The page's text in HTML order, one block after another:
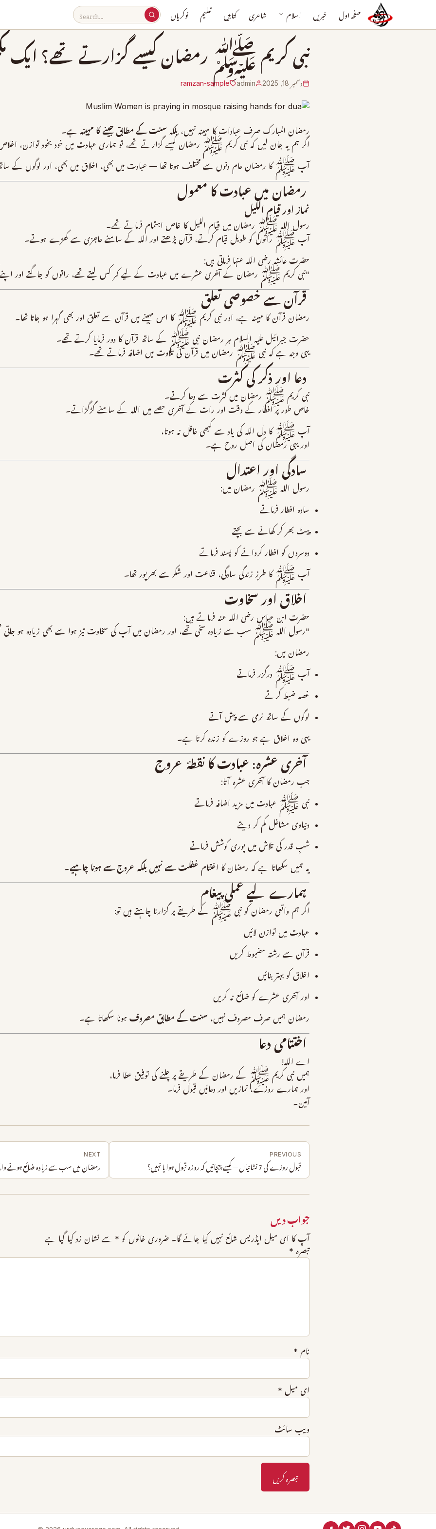
صفحہ اول خبریں اسلام شاعری کتابیں تعلیم نوکریاں
نبی کریم ﷺ رمضان کیسے گزارتے تھے؟ ایک
دسمبر 18, 2025 admin
ramzan-sample
رمضان المبارک صرف عبادات کا مہینہ نہیں، بلکہ سنت کے مطابق جینے کا مہینہ ہے۔
اگر ہم یہ جان لیں کہ نبی کریم ﷺ رمضان کیسے گزارتے تھے، تو ہماری عبادت میں خود بخود توازن،
آپ ﷺ کا رمضان عام دنوں سے مختلف ہوتا تھا — عبادت میں بھی، اخلاق میں بھی، اور لوگوں کے ساتھ
رمضان میں عبادت کا معمول
نماز اور قیام اللیل
رسول اللہ ﷺ رمضان میں قیام اللیل کا خاص اہتمام فرماتے تھے۔
آپ ﷺ راتوں کو طویل قیام کرتے، قرآن پڑھتے اور اللہ کے سامنے عاجزی سے کھڑے ہوتے۔
حضرت عائشہ رضی اللہ عنہا فرماتی ہیں:
"نبی کریم ﷺ رمضان کے آخری عشرے میں عبادت کے لیے کمر کس لیتے تھے، راتوں کو جاگتے اور اپنے
قرآن سے خصوصی تعلق
رمضان قرآن کا مہینہ ہے، اور نبی کریم ﷺ کا اس مہینے میں قرآن سے تعلق اور بھی گہرا ہو جاتا تھا۔
حضرت جبرائیل علیہ السلام ہر رمضان نبی ﷺ کے ساتھ قرآن کا دور فرمایا کرتے تھے۔
یہی وجہ ہے کہ نبی ﷺ رمضان میں قرآن کی تلاوت میں اضافہ فرماتے تھے۔
دعا اور ذکر کی کثرت
نبی کریم ﷺ رمضان میں کثرت سے دعا کرتے۔
خاص طور پر افطار کے وقت اور رات کے آخری حصے میں اللہ کے سامنے گڑگڑاتے۔
آپ ﷺ کا دل اللہ کی یاد سے کبھی غافل نہ ہوتا،
اور یہی رمضان کی اصل روح ہے۔
سادگی اور اعتدال
رسول اللہ ﷺ رمضان میں:
سادہ افطار فرماتے
پیٹ بھر کر کھانے سے بچتے
دوسروں کو افطار کروانے کو پسند فرماتے
آپ ﷺ کا طرزِ زندگی سادگی، قناعت اور شکر سے بھرپور تھا۔
اخلاق اور سخاوت
حضرت ابن عباس رضی اللہ عنہ فرماتے ہیں:
"رسول اللہ ﷺ سب سے زیادہ سخی تھے، اور رمضان میں آپ کی سخاوت تیز ہوا سے بھی زیادہ ہو جاتی
رمضان میں:
آپ ﷺ درگزر فرماتے
غصہ ضبط کرتے
لوگوں کے ساتھ نرمی سے پیش آتے
یہی وہ اخلاق ہے جو روزے کو زندہ کرتا ہے۔
آخری عشرہ: عبادت کا نقطۂ عروج
جب رمضان کا آخری عشرہ آتا:
نبی ﷺ عبادت میں مزید اضافہ فرماتے
دنیاوی مشاغل کم کر دیتے
شبِ قدر کی تلاش میں پوری کوشش فرماتے
یہ ہمیں سکھاتا ہے کہ رمضان کا اختتام غفلت سے نہیں بلکہ عروج سے ہونا چاہیے۔
ہمارے لیے عملی پیغام
اگر ہم واقعی رمضان کو نبی ﷺ کے طریقے پر گزارنا چاہتے ہیں تو:
عبادت میں توازن لائیں
قرآن سے رشتہ مضبوط کریں
اخلاق کو بہتر بنائیں
اور آخری عشرے کو ضائع نہ کریں
رمضان ہمیں صرف مصروف نہیں، سنت کے مطابق مصروف ہونا سکھاتا ہے۔
اختتامی دعا
اے اللہ!
ہمیں نبی کریم ﷺ کے رمضان کے طریقے پر چلنے کی توفیق عطا فرما،
اور ہمارے روزے، نمازیں اور دعائیں قبول فرما۔
آمین۔
PREVIOUS
قبول روزے کی 7 نشانیاں — کیسے پہچانیں کہ روزہ قبول ہوا یا نہیں؟
NEXT
رمضان میں سب سے زیادہ ضائع ہونے
جواب دیں
آپ کا ای میل ایڈریس شائع نہیں کیا جائے گا۔ ضروری خانوں کو * سے نشان زد کیا گیا ہے
تبصرہ *
نام *
ای میل *
ویب‌ سائٹ